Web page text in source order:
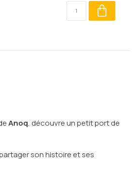
Anoq, découvre un petit port de
son histoire et ses